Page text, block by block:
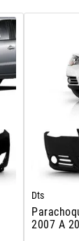
Dts
2007 A